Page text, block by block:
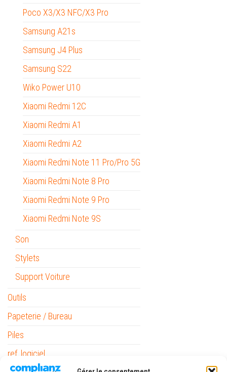
Poco X3/X3 NFC/X3 Pro
Samsung A21s
Samsung J4 Plus
Samsung S22
Wiko Power U10
Xiaomi Redmi 12C
Xiaomi Redmi A1
Xiaomi Redmi A2
Xiaomi Redmi Note 11 Pro/Pro 5G
Xiaomi Redmi Note 8 Pro
Xiaomi Redmi Note 9 Pro
Xiaomi Redmi Note 9S
Son
Stylets
Support Voiture
Outils
Papeterie / Bureau
Piles
ref_logiciel